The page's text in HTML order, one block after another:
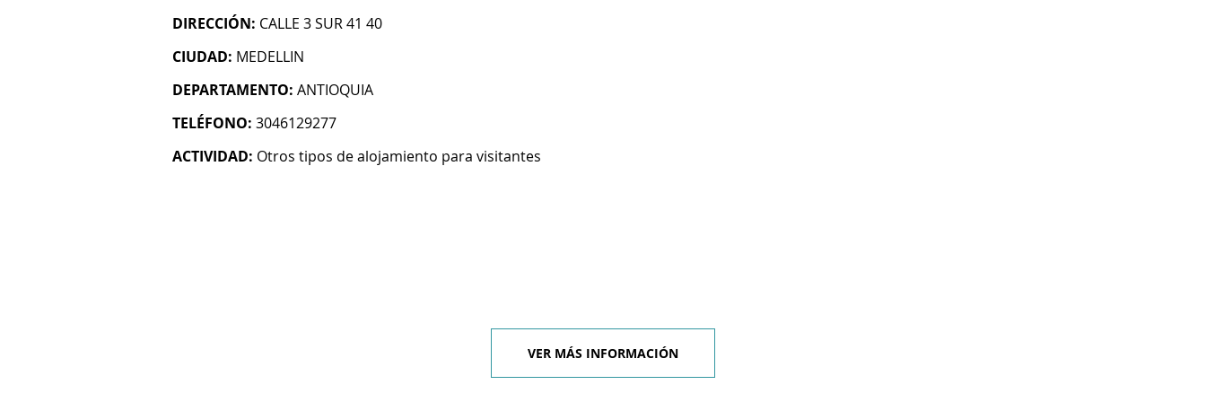
DIRECCIÓN: CALLE 3 SUR 41 40
CIUDAD: MEDELLIN
DEPARTAMENTO: ANTIOQUIA
TELÉFONO: 3046129277
ACTIVIDAD: Otros tipos de alojamiento para visitantes
VER MÁS INFORMACIÓN